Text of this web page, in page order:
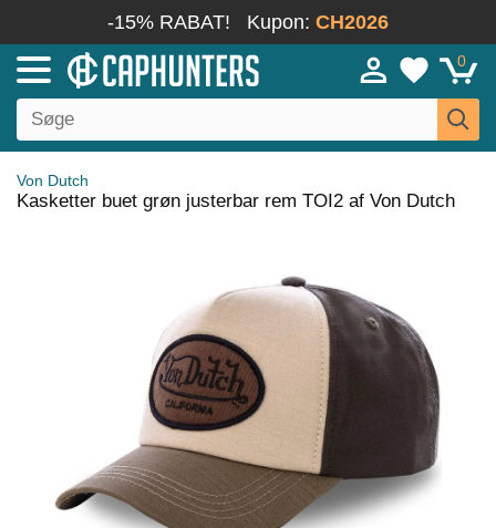
-15% RABAT! Kupon: CH2026
0
Von Dutch
Kasketter buet grøn justerbar rem TOI2 af Von Dutch